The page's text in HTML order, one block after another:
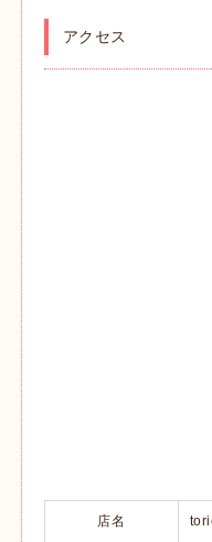
アクセス
店名